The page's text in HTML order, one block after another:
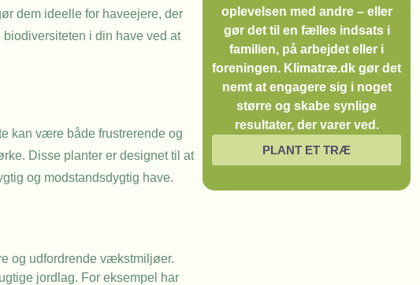
dem ideelle for haveejere, der
i din have ved at
kan være både frustrerende og
Disse planter er designet til at
og modstandsdygtig have.
og udfordrende vækstmiljøer.
jordlag. For eksempel har
oplevelsen med andre – eller
gør det til en fælles indsats i
familien, på arbejdet eller i
foreningen. Klimatræ.dk gør det
nemt at engagere sig i noget
større og skabe synlige
resultater, der varer ved.
PLANT ET TRÆ